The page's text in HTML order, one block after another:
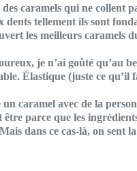
caramels qui ne collent
dents tellement ils sont
les meilleurs caramels
je n’ai goûté qu’au
Élastique (juste ce qu’il
un caramel avec de la
être parce que les
dans ce cas-là, on sent